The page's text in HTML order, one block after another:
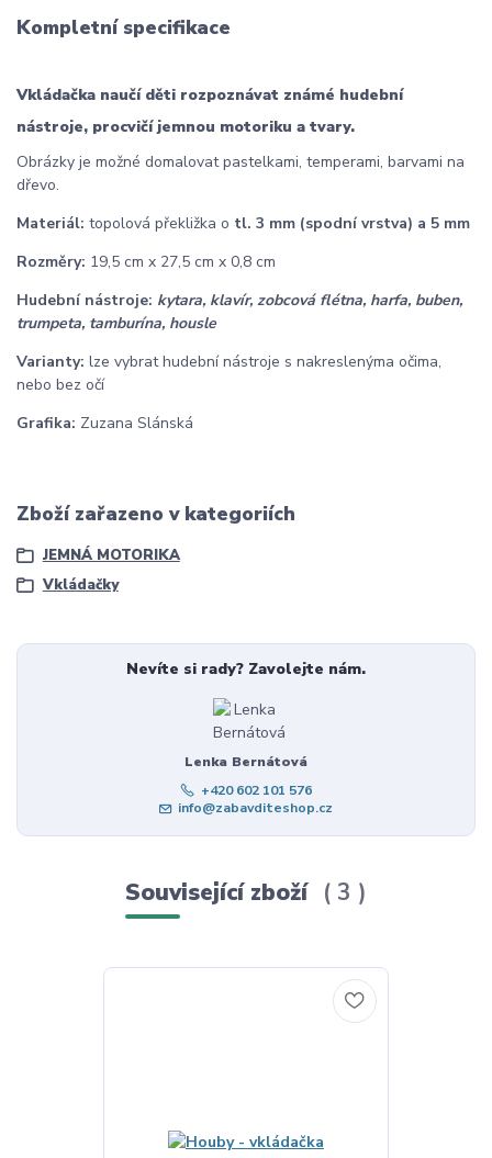
Kompletní specifikace
Vkládačka naučí děti rozpoznávat známé hudební
nástroje, procvičí jemnou motoriku a tvary.
Obrázky je možné domalovat pastelkami, temperami, barvami na
dřevo.
Materiál: topolová překližka o tl. 3 mm (spodní vrstva) a 5 mm
Rozměry: 19,5 cm x 27,5 cm x 0,8 cm
Hudební nástroje: kytara, klavír, zobcová flétna, harfa, buben,
trumpeta, tamburína, housle
Varianty: lze vybrat hudební nástroje s nakreslenýma očima,
nebo bez očí
Grafika: Zuzana Slánská
Zboží zařazeno v kategoriích
JEMNÁ MOTORIKA
Vkládačky
Nevíte si rady? Zavolejte nám.
Lenka Bernátová
+420 602 101 576
info@zabavditeshop.cz
Související zboží 3